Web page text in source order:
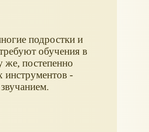
подростки и
обучения в
же, постепенно
инструментов -